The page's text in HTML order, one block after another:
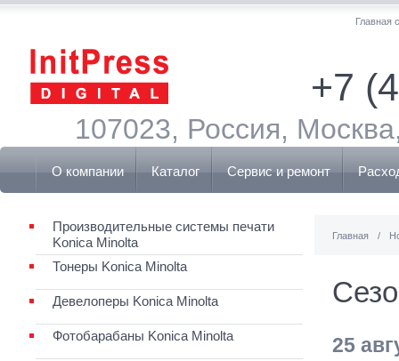
Главная
+7
107023, Россия,
О компании Каталог Сервис и ремонт
Главная /
25
Производительные системы печати
Konica Minolta
Тонеры Konica Minolta
Девелоперы Konica Minolta
Фотобарабаны Konica Minolta